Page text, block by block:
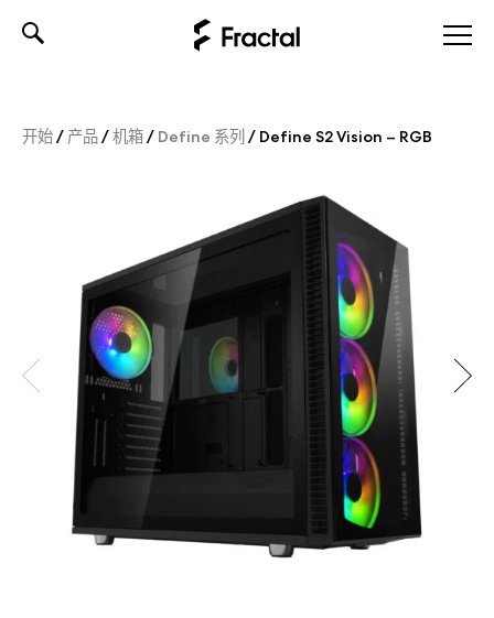
开始/ 产品/机箱/ Define 系列 / Define S2 Vision – RGB